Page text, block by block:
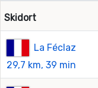
Skidort
La Féclaz
29,7 km, 39 min